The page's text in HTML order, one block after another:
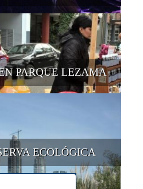
PARQUE LEZAMA
ECOLÓGICA